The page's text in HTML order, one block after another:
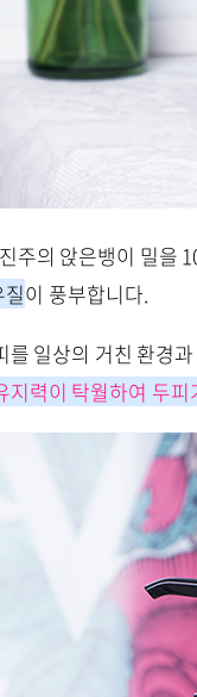
주의 앉은뱅이 밀을
이 풍부합니다.
일상의 거친 환경
지력이 탁월하여 두